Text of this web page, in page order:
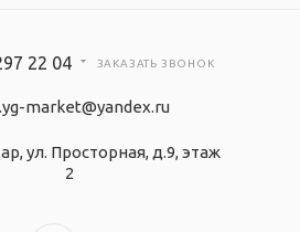
22 04 ЗАКАЗАТЬ ЗВОНОК
market@yandex.ru
ул. Просторная, д.9, этаж
2